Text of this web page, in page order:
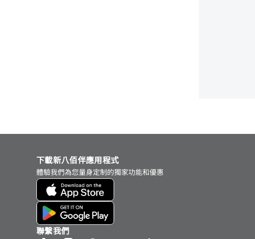
下載新八佰伴應用程式
體驗我們為您量身定制的獨家功能和優惠
聯繫我們